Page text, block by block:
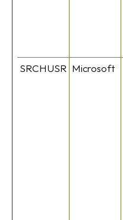
SRCHUSR Microsoft